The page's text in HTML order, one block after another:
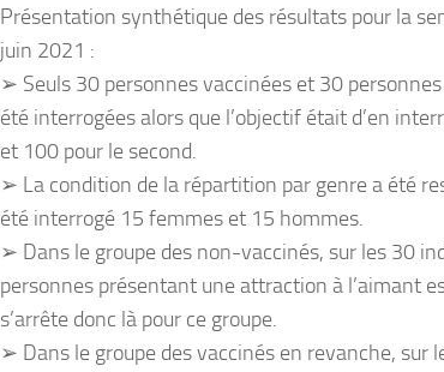
Présentation synthétique des résultats pour la
juin 2021 :
➢ Seuls 30 personnes vaccinées et 30
été interrogées alors que l’objectif était d’en
et 100 pour le second.
➢ La condition de la répartition par genre a été
été interrogé 15 femmes et 15 hommes.
➢ Dans le groupe des non-vaccinés, sur les 30
personnes présentant une attraction à l’aimant
s’arrête donc là pour ce groupe.
➢ Dans le groupe des vaccinés en revanche, sur